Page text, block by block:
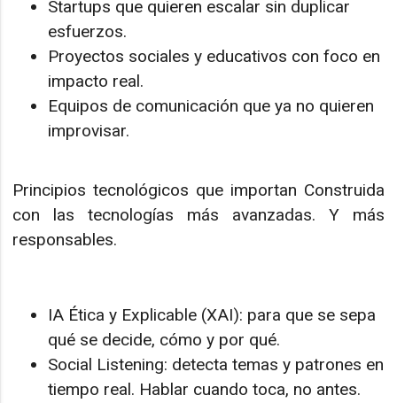
Startups que quieren escalar sin duplicar
esfuerzos.
Proyectos sociales y educativos con foco en
impacto real.
Equipos de comunicación que ya no quieren
improvisar.
Principios tecnológicos que importan Construida
con las tecnologías más avanzadas. Y más
responsables.
IA Ética y Explicable (XAI): para que se sepa
qué se decide, cómo y por qué.
Social Listening: detecta temas y patrones en
tiempo real. Hablar cuando toca, no antes.